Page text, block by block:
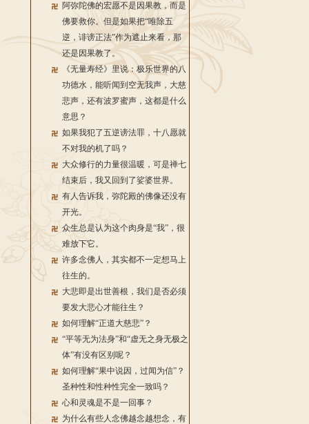
阿弥陀佛的宏愿不是因果教，而是
佛要救你。但是如果把“唯除五
逆，诽谤正法”作为遮止来看，那
还是因果教了。
《无量寿经》里说：极乐世界的八
功德水，能听闻到空无我声，大慈
悲声，还有波罗蜜声，这都是什么
意思？
如果我犯了五逆谤法罪，十八愿就
不对我的机了吗？
大众修行的力量很温暖，可是禅七
结束后，我又回到了娑婆世界。
有人告诉我，弥陀殿的佛像还没有
开光。
众生总是认为这个肉身是“我”，很
难放下它。
许多念佛人，其实都不一定想马上
往生的。
大悲即是出世善根，我们是否必须
要发大悲心才能往生？
如何理解“正道大慈悲”？
“平等无为法身”和“虚无之身无极之
体”有没有区别呢？
如何理解“果中说因，过闻为信”？
圣种性和性种性完全一致吗？
心和灵魂是不是一回事？
为什么有些人念佛越念越想念，有